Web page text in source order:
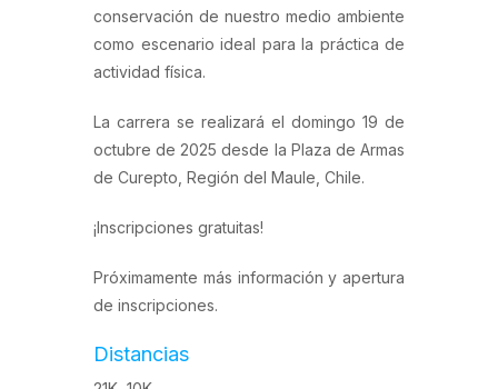
conservación de nuestro medio ambiente
como escenario ideal para la práctica de
actividad física.
La carrera se realizará el domingo 19 de
octubre de 2025 desde la Plaza de Armas
de Curepto, Región del Maule, Chile.
¡Inscripciones gratuitas!
Próximamente más información y apertura
de inscripciones.
Distancias